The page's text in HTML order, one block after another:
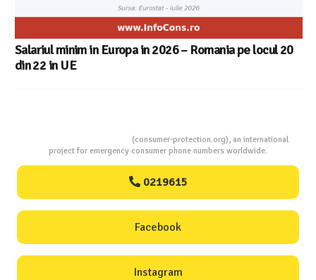
Salariul minim in Europa in 2026 – Romania pe locul 20
din 22 in UE
(consumer-protection.org), an international
project for emergency consumer phone numbers worldwide.
0219615
Facebook
Instagram